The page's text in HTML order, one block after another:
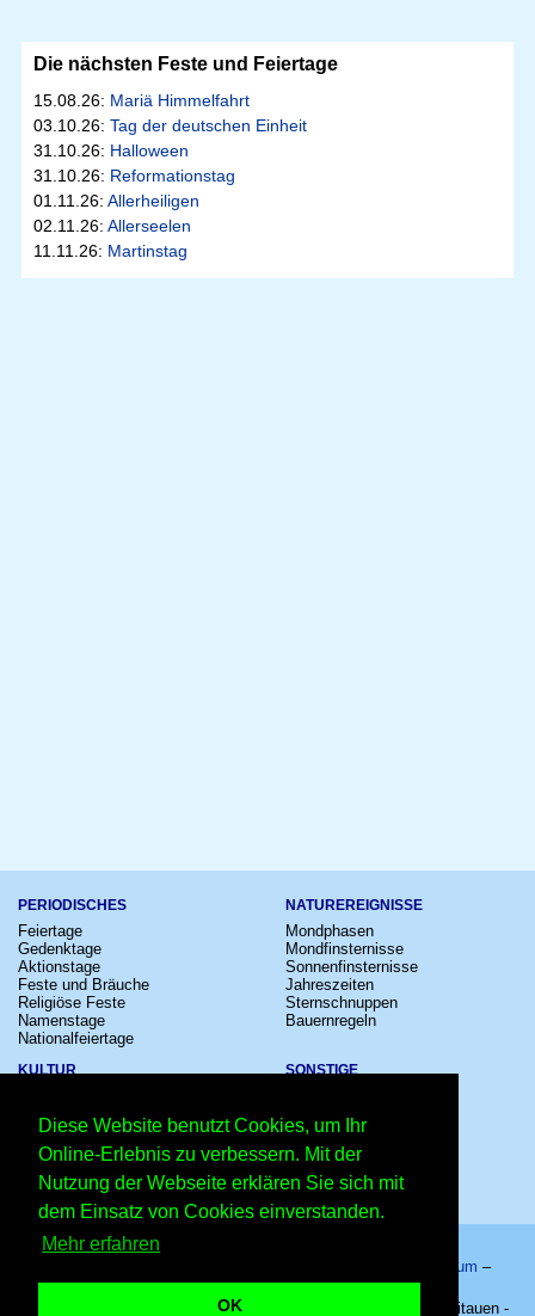
Diese Website benutzt Cookies, um Ihr
Online-Erlebnis zu verbessern. Mit der
Nutzung der Webseite erklären Sie sich mit
dem Einsatz von Cookies einverstanden.
Mehr erfahren
OK
Die nächsten Feste und Feiertage
15.08.26: Mariä Himmelfahrt
03.10.26: Tag der deutschen Einheit
31.10.26: Halloween
31.10.26: Reformationstag
01.11.26: Allerheiligen
02.11.26: Allerseelen
11.11.26: Martinstag
PERIODISCHES
Feiertage
Gedenktage
Aktionstage
Feste und Bräuche
Religiöse Feste
Namenstage
Nationalfeiertage
NATUREREIGNISSE
Mondphasen
Mondfinsternisse
Sonnenfinsternisse
Jahreszeiten
Sternschnuppen
Bauernregeln
KULTUR
Kinostarts
Festivals
Großevents
Comedy
Shows
SONSTIGE
Sternzeichen
Schalttage
Wahltage
Erinnerungen
Volksfeste
Impressum –
Datenschutzhinweis–Kontakt
Tag der Wiederherstellung der Souveränität in Litauen 2028 - Litauen -